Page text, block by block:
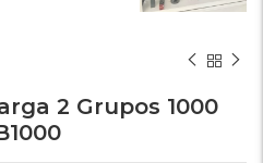
2 Grupos 1000